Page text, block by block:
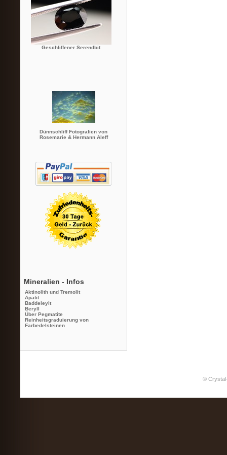
Geschliffener Serendbit
Dünnschliff Fotografien von
Rosemarie & Hermann Aleff
Mineralien - Infos
Aktinolith und Tremolit
Apatit
Baddeleyit
Beryll
Über Pegmatite
Reinheitsgraduierung von
Farbedelsteinen
©